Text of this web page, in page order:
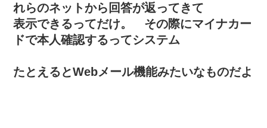
れらのネットから回答が返ってきて
表示できるってだけ。 その際にマイナカー
ドで本人確認するってシステム
たとえるとWebメール機能みたいなものだよ